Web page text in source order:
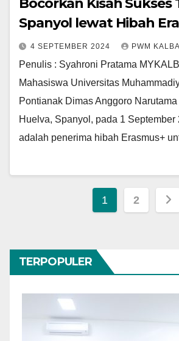
Bocorkan Kisah Sukses
Spanyol lewat Hibah
4 SEPTEMBER 2024 PWM
Penulis : Syahroni Pratama
Mahasiswa Universitas
Pontianak Dimas Anggoro
Huelva, Spanyol, pada 1 September
adalah penerima hibah Erasmus+
Paginasi
1 2
TERPOPULER